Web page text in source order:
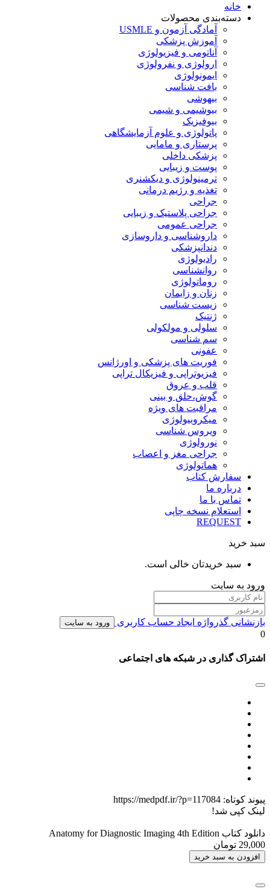
خانه
دسته‌بندی محصولات
آمادگی آزمون و USMLE
آموزش پزشکی
آناتومی و فیزیولوژی
ارولوژی و نفرولوژی
ایمونولوژی
بافت شناسی
بیهوشی
بیوشیمی و شیمی
بیوفیزیک
پاتولوژی و علوم آزمایشگاهی
پرستاری و مامایی
پزشکی داخلی
پوست و زیبایی
ترمینولوژی و دیکشنری
تغذیه و رژیم درمانی
جراحی
جراحی پلاستیک و زیبایی
جراحی عمومی
داروشناسی و داروسازی
دندانپزشکی
رادیولوژی
روانشناسی
روماتولوژی
زنان و زایمان
زیست شناسی
ژنتیک
سلولی و مولکولی
سم شناسی
عفونی
فوریت های پزشکی و اورژانس
فیزیوتراپی و فیزیکال تراپی
قلب و عروق
گوش،حلق و بینی
مراقبت های ویژه
میکروبیولوژی
ویروس شناسی
نورولوژی
جراحی مغز و اعصاب
هماتولوژی
سفارش کتاب
درباره ما
تماس با ما
استعلام نسخه چاپی
REQUEST
سبد خرید
سبد خریدتان خالی است.
ورود به سایت
بازنشانی گذرواژه ایجاد حساب کاربری ورود به سایت
0
اشتراک گذاری در شبکه های اجتماعی
پیوند کوتاه: https://medpdf.ir/?p=117084
لینک کپی شد!
دانلود کتاب Anatomy for Diagnostic Imaging 4th Edition
29,000 تومان
افزودن به سبد خرید